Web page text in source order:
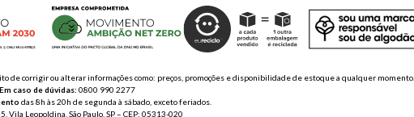
de corrigir ou alterar informações como: preços, promoções e disponibilidade de estoque a qualquer momento.
Em caso de dúvidas: 0800 990 2277
das 8h às 20h de segunda à sábado, exceto feriados.
Vila Leopoldina, São Paulo, SP – CEP: 05313-020